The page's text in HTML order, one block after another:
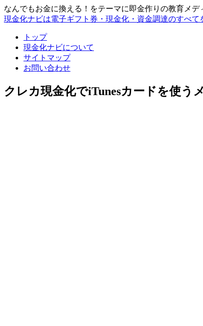
なんでもお金に換える！をテーマに即金作りの教育メデ
現金化ナビは電子ギフト券・現金化・資金調達のすべて
トップ
現金化ナビについて
サイトマップ
お問い合わせ
クレカ現金化でiTunesカードを使う